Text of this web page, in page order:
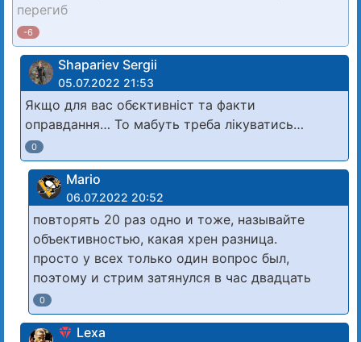
перегиб
-6
Shapariev Sergii
05.07.2022 21:53
Якщо для вас обєктивніст та факти
оправдання… То мабуть треба лікуватись…
0
Mario
06.07.2022 20:52
повторять 20 раз одно и тоже, называйте
объективностью, какая хрен разница.
просто у всех только один вопрос был,
поэтому и стрим затянулся в час двадцать
0
Lexa